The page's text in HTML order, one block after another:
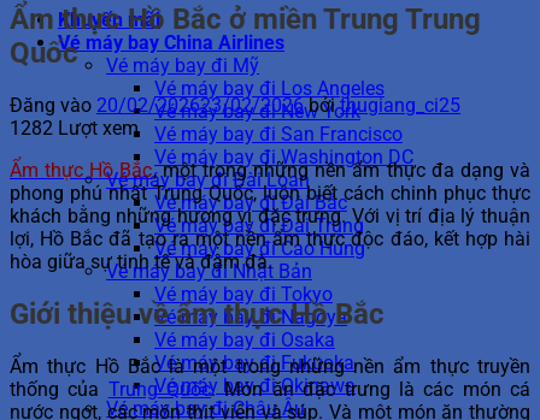
Khuyến mãi
Vé máy bay China Airlines
Vé máy bay đi Mỹ
Vé máy bay đi Los Angeles
Vé máy bay đi New York
Vé máy bay đi San Francisco
Vé máy bay đi Washington DC
Vé máy bay đi Đài Loan
Vé máy bay đi Đài Bắc
Vé máy bay đi Đài Trung
Vé máy bay đi Cao Hùng
Vé máy bay đi Nhật Bản
Vé máy bay đi Tokyo
Vé máy bay đi Nagoya
Vé máy bay đi Osaka
Vé máy bay đi Fukuoka
Vé máy bay đi Okinawa
Vé máy bay đi Châu Âu
Ẩm thực Hồ Bắc ở miền Trung Trung
Quốc
Đăng vào 20/02/202623/02/2026 bởithugiang_ci25
1282 Lượt xem
Ẩm thực Hồ Bắc, một trong những nền ẩm thực đa dạng và
phong phú nhất Trung Quốc, luôn biết cách chinh phục thực
khách bằng những hương vị đặc trưng. Với vị trí địa lý thuận
lợi, Hồ Bắc đã tạo ra một nền ẩm thực độc đáo, kết hợp hài
hòa giữa sự tinh tế và đậm đà.
Giới thiệu về ẩm thực Hồ Bắc
Ẩm thực Hồ Bắc là một trong những nền ẩm thực truyền
thống của Trung Quốc. Món ăn đặc trưng là các món cá
nước ngọt, các món thịt viên và súp. Và một món ăn thường